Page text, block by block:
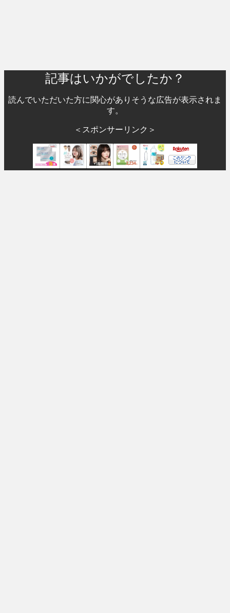
記事はいかがでしたか？
読んでいただいた方に関心がありそうな広告が表示されま
す。
＜スポンサーリンク＞